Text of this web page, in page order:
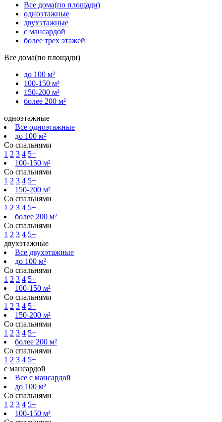
Все дома(по площади)
одноэтажные
двухэтажные
с мансардой
более трех этажей
Все дома(по площади)
до 100 м²
100-150 м²
150-200 м²
более 200 м²
одноэтажные
Все одноэтажные
до 100 м²
Со спальнями
1 2 3 4 5+
100-150 м²
Со спальнями
1 2 3 4 5+
150-200 м²
Со спальнями
1 2 3 4 5+
более 200 м²
Со спальнями
1 2 3 4 5+
двухэтажные
Все двухэтажные
до 100 м²
Со спальнями
1 2 3 4 5+
100-150 м²
Со спальнями
1 2 3 4 5+
150-200 м²
Со спальнями
1 2 3 4 5+
более 200 м²
Со спальнями
1 2 3 4 5+
с мансардой
Все с мансардой
до 100 м²
Со спальнями
1 2 3 4 5+
100-150 м²